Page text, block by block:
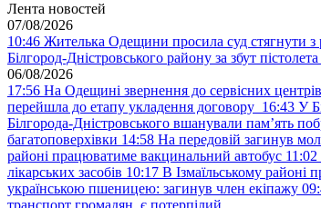
Лента новостей
07/08/2026
10:46 Жителька Одещини просила суд стягнути з
Білгород-Дністровського району за збут
06/08/2026
17:56 На Одещині звернення до сервісних
перейшла до етапу укладення договору 16:43 У
Білгорода-Дністровського вшанували пам’ять
багатоповерхівки 14:58 На передовій загинув
районі працюватиме вакцинальний автобус 11:02
лікарських засобів 10:17 В Ізмаїльському районі
українською пшеницею: загинув член екіпажу
транспорт громадян, є потерпілий